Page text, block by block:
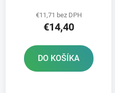
TECH-
AIR®5/STREET/RACE
€11,71 bez DPH
€14,40
DO KOŠÍKA